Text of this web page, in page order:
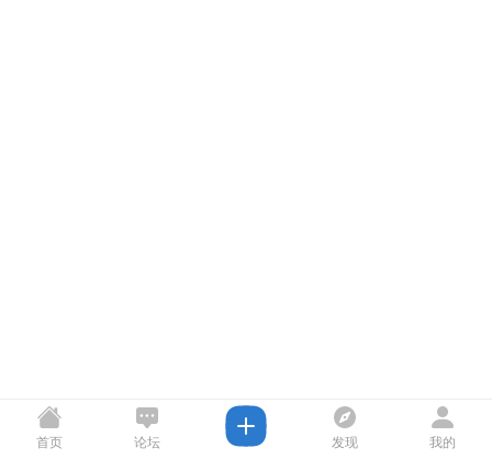
首页 论坛 发现 我的